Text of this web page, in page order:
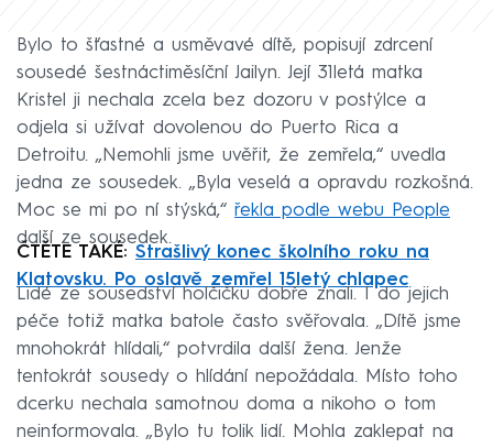
Bylo to šťastné a usměvavé dítě, popisují zdrcení
sousedé šestnáctiměsíční Jailyn. Její 31letá matka
Kristel ji nechala zcela bez dozoru v postýlce a
odjela si užívat dovolenou do Puerto Rica a
Detroitu. „Nemohli jsme uvěřit, že zemřela,“ uvedla
jedna ze sousedek. „Byla veselá a opravdu rozkošná.
Moc se mi po ní stýská,“ řekla podle webu People
další ze sousedek.
ČTĚTE TAKÉ: Strašlivý konec školního roku na
Klatovsku. Po oslavě zemřel 15letý chlapec
Lidé ze sousedství holčičku dobře znali. I do jejich
péče totiž matka batole často svěřovala. „Dítě jsme
mnohokrát hlídali,“ potvrdila další žena. Jenže
tentokrát sousedy o hlídání nepožádala. Místo toho
dcerku nechala samotnou doma a nikoho o tom
neinformovala. „Bylo tu tolik lidí. Mohla zaklepat na